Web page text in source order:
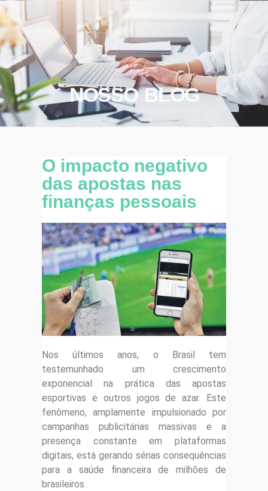
NOSSO BLOG
O impacto negativo
das apostas nas
finanças pessoais
Nos últimos anos, o Brasil tem
testemunhado um crescimento
exponencial na prática das apostas
esportivas e outros jogos de azar. Este
fenômeno, amplamente impulsionado por
campanhas publicitárias massivas e a
presença constante em plataformas
digitais, está gerando sérias consequências
para a saúde financeira de milhões de
brasileiros.